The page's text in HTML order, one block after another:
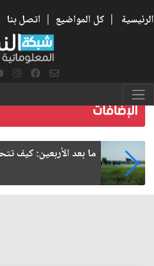
الرئيسية | كل المواضيع | اتصل بنا
الأربعين.. قضية